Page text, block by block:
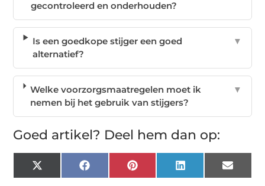
gecontroleerd en onderhouden?
Is een goedkope stijger een goed
alternatief?
▼
Welke voorzorgsmaatregelen moet ik
nemen bij het gebruik van stijgers?
▼
Goed artikel? Deel hem dan op:
X
(Twitter)
FacebookPinterest LinkedIn Email